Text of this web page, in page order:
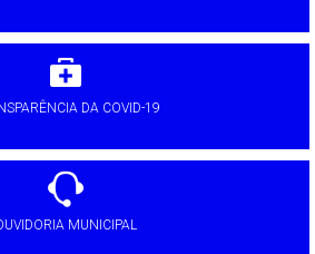
DA COVID-19
MUNICIPAL